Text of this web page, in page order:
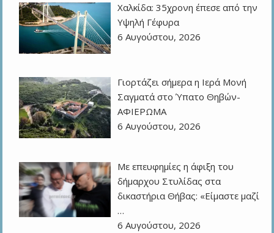
Χαλκίδα: 35χρονη έπεσε από την
Υψηλή Γέφυρα
6 Αυγούστου, 2026
Γιορτάζει σήμερα η Ιερά Μονή
Σαγματά στο Ύπατο Θηβών-
ΑΦΙΕΡΩΜΑ
6 Αυγούστου, 2026
Με επευφημίες η άφιξη του
δήμαρχου Στυλίδας στα
δικαστήρια Θήβας: «Είμαστε μαζί
…
6 Αυγούστου, 2026